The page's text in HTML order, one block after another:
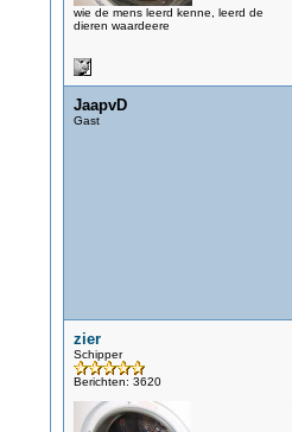
wie de mens leerd kenne, leerd de
dieren waardeere
JaapvD
Gast
zier
Schipper
Berichten: 3620